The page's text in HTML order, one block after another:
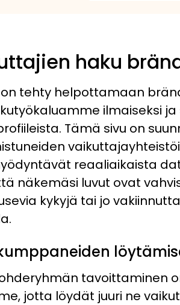
haku
on tehty helpottamaan
ilmaiseksi
Tämä sivu on
reaaliaikaista
näkemäsi luvut ovat
kykyjä tai jo
tavoittaminen
jotta löydät juuri ne